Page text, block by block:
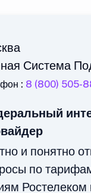
Система
: 8 (800) 505-
и понятно
по
Ростелеком